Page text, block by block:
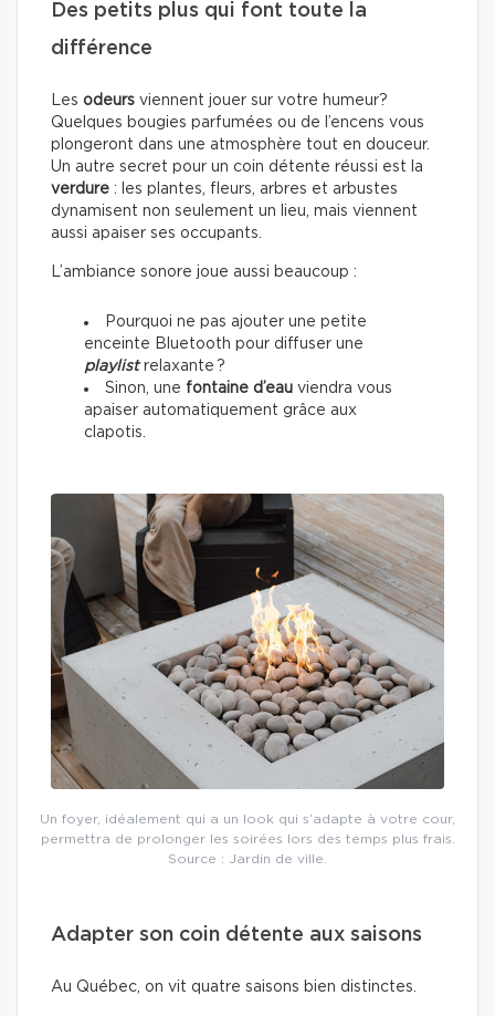
Des petits plus qui font toute la
différence
Les odeurs viennent jouer sur votre humeur?
Quelques bougies parfumées ou de l’encens vous
plongeront dans une atmosphère tout en douceur.
Un autre secret pour un coin détente réussi est la
verdure : les plantes, fleurs, arbres et arbustes
dynamisent non seulement un lieu, mais viennent
aussi apaiser ses occupants.
L’ambiance sonore joue aussi beaucoup :
Pourquoi ne pas ajouter une petite
enceinte Bluetooth pour diffuser une
playlistrelaxante ?
Sinon, une fontaine d’eau viendra vous
apaiser automatiquement grâce aux
clapotis.
Un foyer, idéalement qui a un look qui s’adapte à votre cour,
permettra de prolonger les soirées lors des temps plus frais.
Source : Jardin de ville.
Adapter son coin détente aux saisons
Au Québec, on vit quatre saisons bien distinctes.